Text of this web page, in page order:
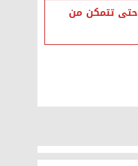
حتى تتمكن من